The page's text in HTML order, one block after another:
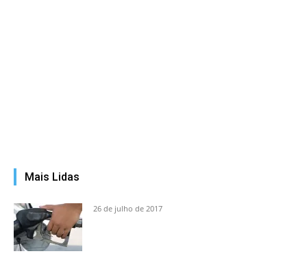
Mais Lidas
26 de julho de 2017